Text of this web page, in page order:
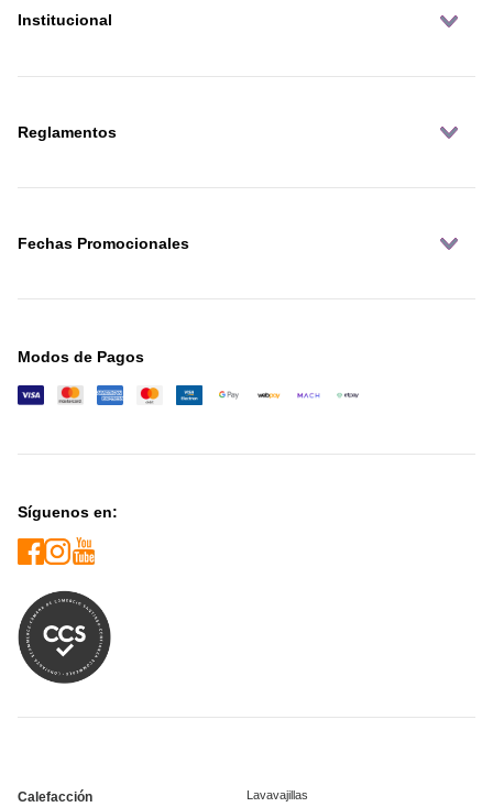
Institucional
Reglamentos
Fechas Promocionales
Modos de Pagos
Síguenos en:
Calefacción
Lavavajillas